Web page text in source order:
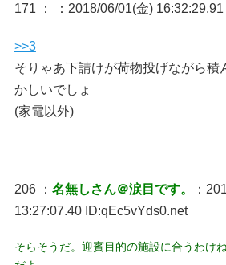
171 ： ：2018/06/01(金)
>>3
そりゃあ下請けが荷物投げながら積
かしいでしょ
(家電以外)
206 ： 名無しさん＠涙目です。
：
13:27:07.40 ID:qEc5vYds0.net
そらそうだ。迎賓目的の施設に合うわけ